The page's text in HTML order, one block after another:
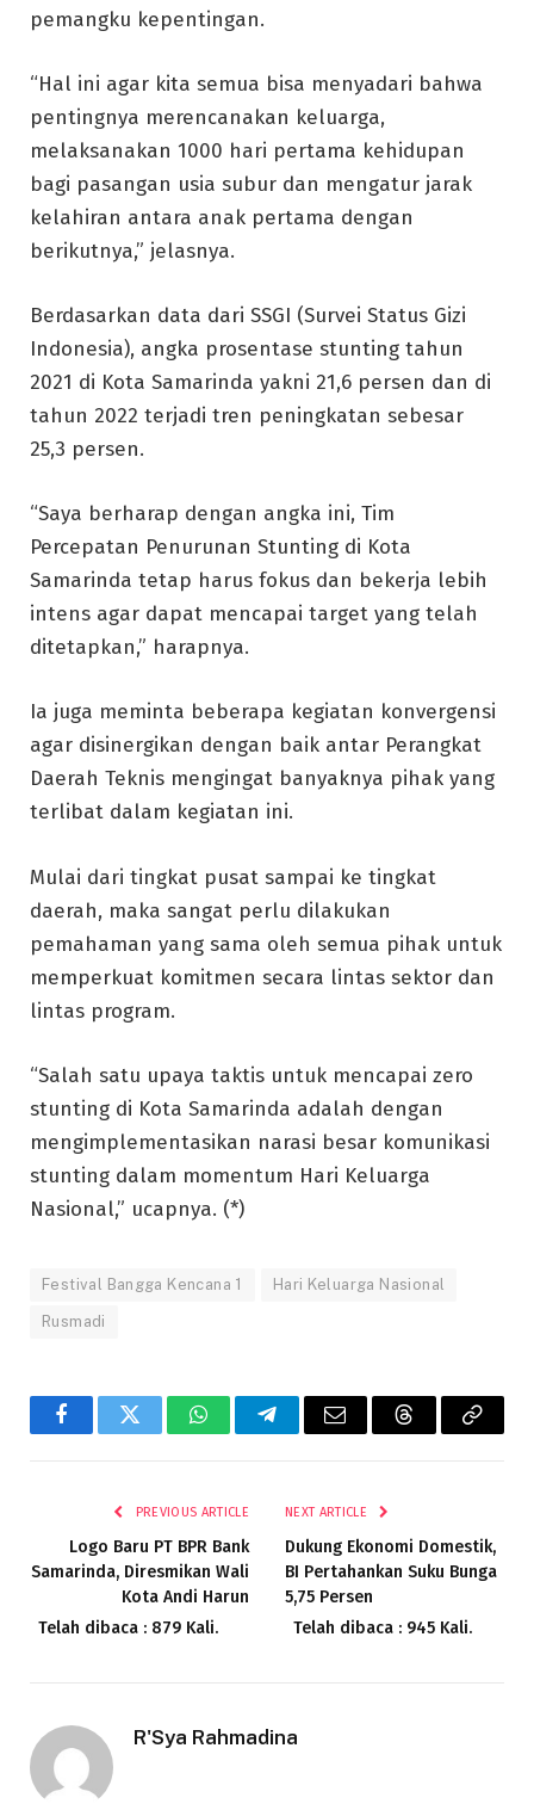
pemangku kepentingan.
“Hal ini agar kita semua bisa menyadari bahwa
pentingnya merencanakan keluarga,
melaksanakan 1000 hari pertama kehidupan
bagi pasangan usia subur dan mengatur jarak
kelahiran antara anak pertama dengan
berikutnya,” jelasnya.
Berdasarkan data dari SSGI (Survei Status Gizi
Indonesia), angka prosentase stunting tahun
2021 di Kota Samarinda yakni 21,6 persen dan di
tahun 2022 terjadi tren peningkatan sebesar
25,3 persen.
“Saya berharap dengan angka ini, Tim
Percepatan Penurunan Stunting di Kota
Samarinda tetap harus fokus dan bekerja lebih
intens agar dapat mencapai target yang telah
ditetapkan,” harapnya.
Ia juga meminta beberapa kegiatan konvergensi
agar disinergikan dengan baik antar Perangkat
Daerah Teknis mengingat banyaknya pihak yang
terlibat dalam kegiatan ini.
Mulai dari tingkat pusat sampai ke tingkat
daerah, maka sangat perlu dilakukan
pemahaman yang sama oleh semua pihak untuk
memperkuat komitmen secara lintas sektor dan
lintas program.
“Salah satu upaya taktis untuk mencapai zero
stunting di Kota Samarinda adalah dengan
mengimplementasikan narasi besar komunikasi
stunting dalam momentum Hari Keluarga
Nasional,” ucapnya. (*)
Festival Bangga Kencana 1 Hari Keluarga Nasional
Rusmadi
FacebookTwitter WhatsAppTelegramEmail ThreadsCopy
PREVIOUS ARTICLE
Logo Baru PT BPR Bank
Samarinda, Diresmikan Wali
Kota Andi Harun
Telah dibaca : 879 Kali.
NEXT ARTICLE
Dukung Ekonomi Domestik,
BI Pertahankan Suku Bunga
5,75 Persen
Telah dibaca : 945 Kali.
R'Sya Rahmadina